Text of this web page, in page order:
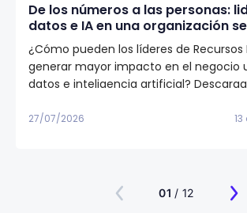
De los números a las personas:
datos e IA en una organización
Eduardo Jaramillo
¿Cómo pueden los líderes de Recursos
generar mayor impacto en el negocio
datos e inteligencia artificial?
VP de Talento Humano en Emtelco,
27/07/2026
01 / 12